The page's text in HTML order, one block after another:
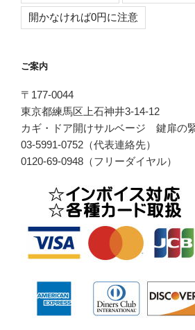
開かなければ0円に注意
ご案内
〒177-0044
東京都練馬区上石神井3-14-12
カギ・ドア開けサルベージ 鍵扉の
03-5991-0752（代表連絡先）
0120-69-0948（フリーダイヤル）